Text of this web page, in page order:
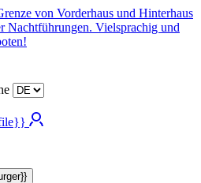
von Vorderhaus und Hinterhaus
Nachtführungen. Vielsprachig und